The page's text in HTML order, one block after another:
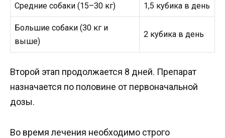
Средние собаки (15–30 кг) 1,5 кубика в день
Большие собаки (30 кг и
выше)
2 кубика в день
Второй этап продолжается 8 дней. Препарат
назначается по половине от первоначальной
дозы.
Во время лечения необходимо строго